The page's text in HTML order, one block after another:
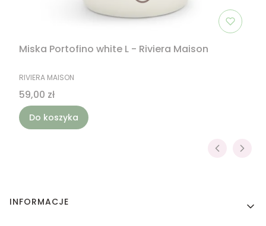
Miska Portofino white L - Riviera Maison
PRODUCENT
RIVIERA MAISON
Cena
59,00 zł
Do koszyka
Linki w stopce
INFORMACJE